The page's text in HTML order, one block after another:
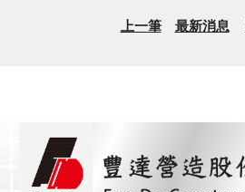
上一筆 最新消息